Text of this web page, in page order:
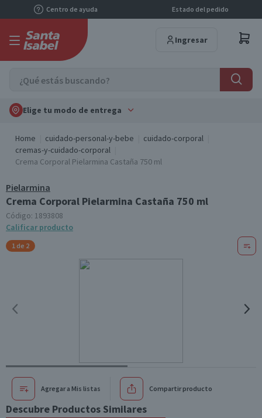
Centro de ayuda Estado del pedido
Ingresar
Elige tu modo de entrega
Home cuidado-personal-y-bebe
cuidado-corporal
cremas-y-cuidado-corporal
Crema Corporal Pielarmina Castaña 750 ml
Pielarmina
Crema Corporal Pielarmina Castaña 750 ml
Código: 1893808
Calificar producto
1 de 2
Agregar a Mis listas Compartir producto
Descubre Productos Similares